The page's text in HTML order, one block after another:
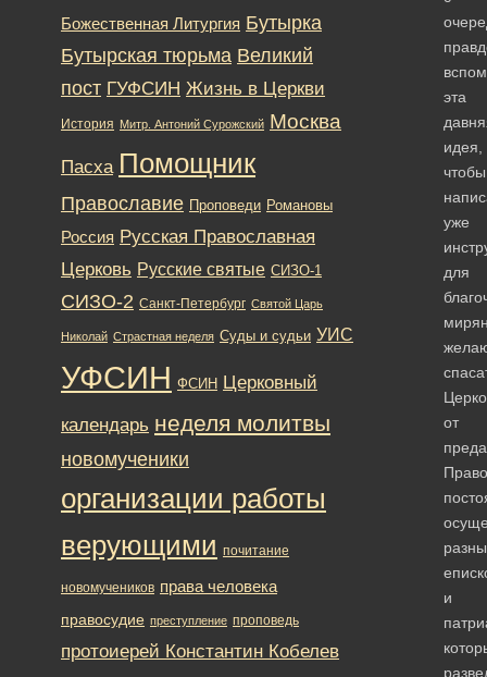
эта
идея,
чтобы
уже
для
от
и
Божественная Литургия Бутырка
Бутырская тюрьма Великий
пост ГУФСИН Жизнь в Церкви
История Митр. Антоний Сурожский Москва
Пасха Помощник
Православие Проповеди Романовы
Россия Русская Православная
Церковь Русские святые СИЗО-1
СИЗО-2 Санкт-Петербург Святой Царь
Николай Страстная неделя Суды и судьи УИС
УФСИН ФСИН Церковный
календарь неделя молитвы
новомученики
организации работы
верующими почитание
новомучеников права человека
правосудие преступление проповедь
протоиерей Константин Кобелев